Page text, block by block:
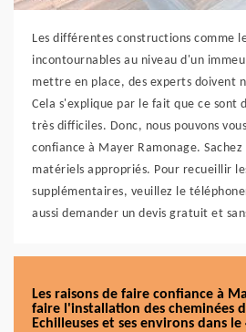
Les différentes constructions comme
incontournables au niveau d'un
mettre en place, des experts doivent
Cela s'explique par le fait que ce sont
très difficiles. Donc, nous pouvons
confiance à Mayer Ramonage.
matériels appropriés. Pour recueillir
supplémentaires, veuillez le
aussi demander un devis gratuit et
Les raisons de faire confiance à
faire l'installation des cheminées
Echilleuses et ses environs dans le